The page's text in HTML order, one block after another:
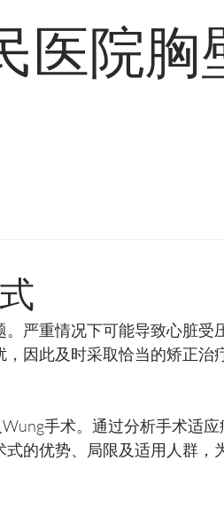
医院胸
严重情况下可能导致心脏受
因此及时采取恰当的矫正治
手术。通过分析手术适应
的优势、局限及适用人群，